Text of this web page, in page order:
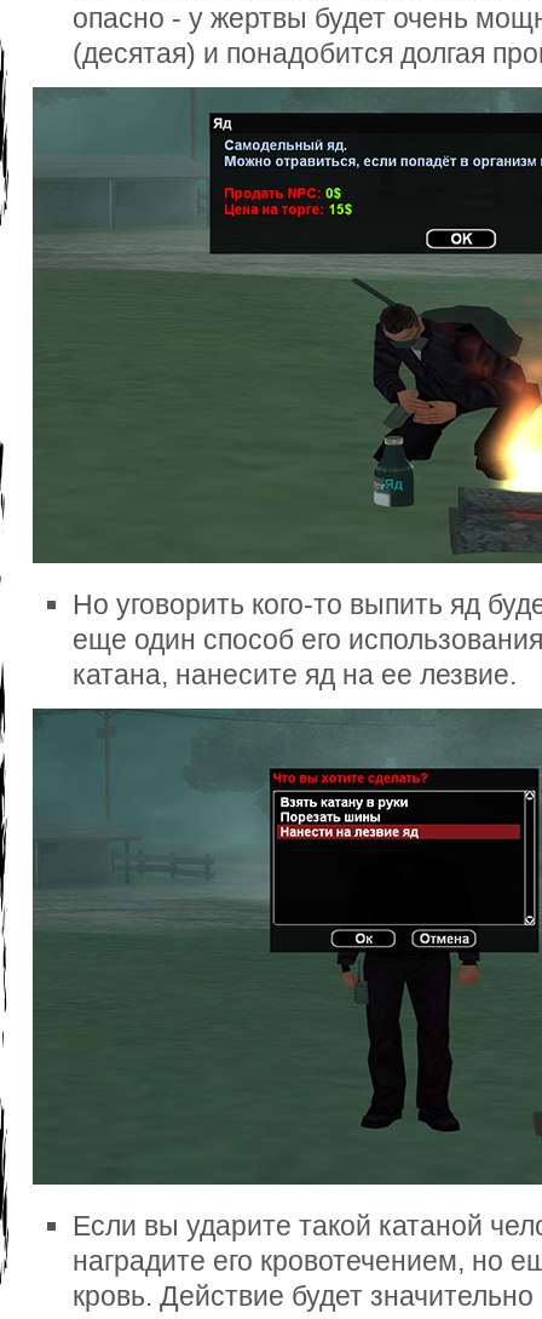
опасно - у жертвы будет очень
(десятая) и понадобится долгая
Но уговорить кого-то выпить яд
еще один способ его
катана, нанесите яд на ее лезвие.
Если вы ударите такой катаной
наградите его кровотечением, но
кровь. Действие будет